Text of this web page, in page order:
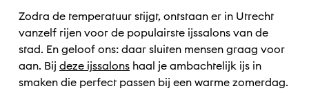
Zodra de temperatuur stijgt, ontstaan er in Utrecht
vanzelf rijen voor de populairste ijssalons van de
stad. En geloof ons: daar sluiten mensen graag voor
aan. Bij deze ijssalons haal je ambachtelijk ijs in
smaken die perfect passen bij een warme zomerdag.